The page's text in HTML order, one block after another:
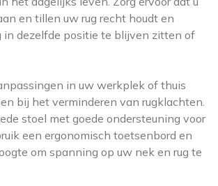
en tillen uw rug recht houdt en
in dezelfde positie te blijven zitten of
in uw werkplek of thuis
bij het verminderen van rugklachten.
stoel met goede ondersteuning voor
een ergonomisch toetsenbord en
om spanning op uw nek en rug te